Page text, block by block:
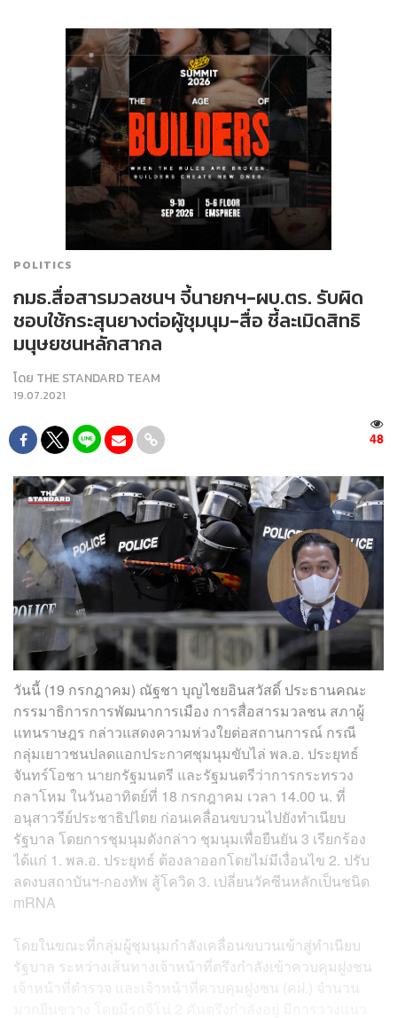
POLITICS
กมธ.สื่อสารมวลชนฯ จี้นายกฯ-ผบ.ตร. รับผิด
ชอบใช้กระสุนยางต่อผู้ชุมนุม-สื่อ ชี้ละเมิดสิทธิ
มนุษยชนหลักสากล
โดย THE STANDARD TEAM
19.07.2021
48
วันนี้ (19 กรกฎาคม) ณัฐชา บุญไชยอินสวัสดิ์ ประธานคณะ
กรรมาธิการการพัฒนาการเมือง การสื่อสารมวลชน สภาผู้
แทนราษฎร กล่าวแสดงความห่วงใยต่อสถานการณ์ กรณี
กลุ่มเยาวชนปลดแอกประกาศชุมนุมขับไล่ พล.อ. ประยุทธ์
จันทร์โอชา นายกรัฐมนตรี และรัฐมนตรีว่าการกระทรวง
กลาโหม ในวันอาทิตย์ที่ 18 กรกฎาคม เวลา 14.00 น. ที่
อนุสาวรีย์ประชาธิปไตย ก่อนเคลื่อนขบวนไปยังทำเนียบ
รัฐบาล โดยการชุมนุมดังกล่าว ชุมนุมเพื่อยืนยัน 3 เรียกร้อง
ได้แก่ 1. พล.อ. ประยุทธ์ ต้องลาออกโดยไม่มีเงื่อนไข 2. ปรับ
ลดงบสถาบันฯ-กองทัพ สู้โควิด 3. เปลี่ยนวัคซีนหลักเป็นชนิด
mRNA
โดยในขณะที่กลุ่มผู้ชุมนุมกำลังเคลื่อนขบวนเข้าสู่ทำเนียบ
รัฐบาล ระหว่างเส้นทางเจ้าหน้าที่ตรึงกำลังเข้าควบคุมฝูงชน
เจ้าหน้าที่ตำรวจ และเจ้าหน้าที่ควบคุมฝูงชน (คฝ.) จำนวน